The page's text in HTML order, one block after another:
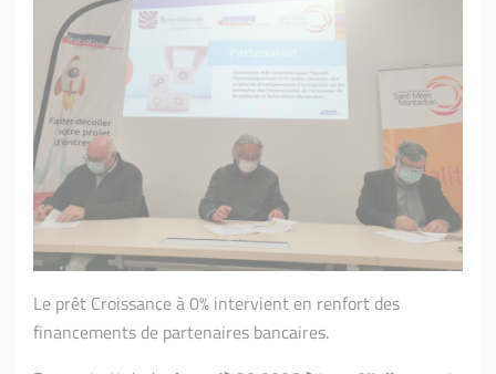
Le prêt Croissance à 0% intervient en renfort des
financements de partenaires bancaires.